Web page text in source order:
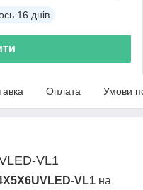
16 днів
Оплата Умови
VL1
VL1 на